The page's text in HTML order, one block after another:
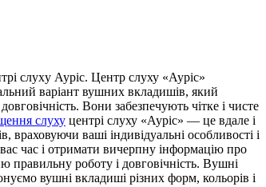
слуxу Ауріс. Центр слуху «Ауріс»
варіант вушних вкладишів, який
Вони забезпечують чітке і чисте
слуху центрі слуху «Ауріс» — це вдале і
ваші індивідуальні особливості і
час і отримати вичерпну інформацію про
роботу і довговічність. Вушні
вушні вкладиші різних форм, кольорів і